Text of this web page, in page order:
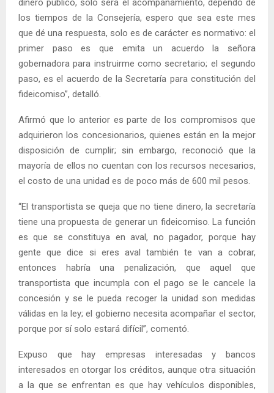
los tiempos de la Consejería, espero que sea este mes
que dé una respuesta, solo es de carácter es normativo: el
primer paso es que emita un acuerdo la señora
gobernadora para instruirme como secretario; el segundo
paso, es el acuerdo de la Secretaría para constitución del
fideicomiso”, detalló.
Afirmó que lo anterior es parte de los compromisos que
adquirieron los concesionarios, quienes están en la mejor
disposición de cumplir; sin embargo, reconoció que la
mayoría de ellos no cuentan con los recursos necesarios,
el costo de una unidad es de poco más de 600 mil pesos.
“El transportista se queja que no tiene dinero, la secretaría
tiene una propuesta de generar un fideicomiso. La función
es que se constituya en aval, no pagador, porque hay
gente que dice si eres aval también te van a cobrar,
entonces habría una penalización, que aquel que
transportista que incumpla con el pago se le cancele la
concesión y se le pueda recoger la unidad son medidas
válidas en la ley; el gobierno necesita acompañar el sector,
porque por sí solo estará difícil”, comentó.
Expuso que hay empresas interesadas y bancos
interesados en otorgar los créditos, aunque otra situación
a la que se enfrentan es que hay vehículos disponibles,